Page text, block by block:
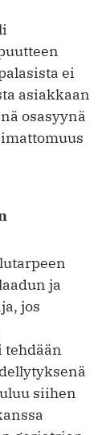
ei
asiakkaan
osasyynä
ja
jos
siihen